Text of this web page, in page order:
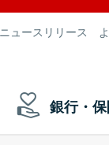
ニュースリリース
銀行・